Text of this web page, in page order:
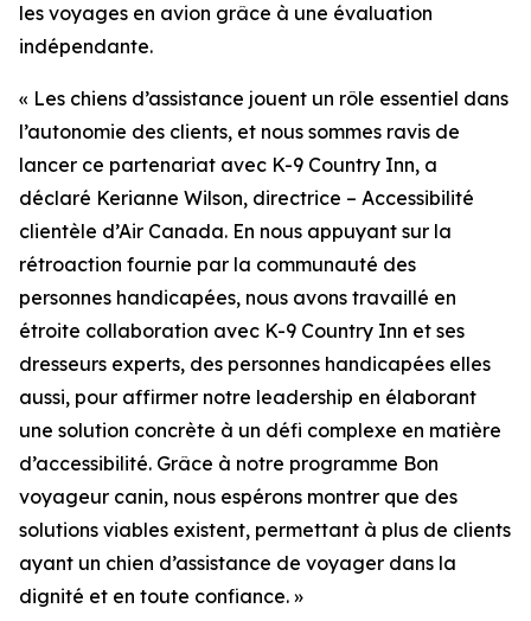
les voyages en avion grâce à une évaluation
indépendante.
« Les chiens d’assistance jouent un rôle essentiel dans
l’autonomie des clients, et nous sommes ravis de
lancer ce partenariat avec K-9 Country Inn, a
déclaré Kerianne Wilson, directrice – Accessibilité
clientèle d’Air Canada. En nous appuyant sur la
rétroaction fournie par la communauté des
personnes handicapées, nous avons travaillé en
étroite collaboration avec K-9 Country Inn et ses
dresseurs experts, des personnes handicapées elles
aussi, pour affirmer notre leadership en élaborant
une solution concrète à un défi complexe en matière
d’accessibilité. Grâce à notre programme Bon
voyageur canin, nous espérons montrer que des
solutions viables existent, permettant à plus de clients
ayant un chien d’assistance de voyager dans la
dignité et en toute confiance. »